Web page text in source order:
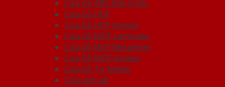
Cửa Gỗ ABS Hàn Quốc
Cửa Gỗ HDF
Cửa Gỗ HDF Veneer
Cửa Gỗ MDF Laminate
Cửa gỗ MDF Melamine
Cửa Gỗ MDF Veneer
Cửa Gỗ Tự Nhiên
Cửa vòm gỗ